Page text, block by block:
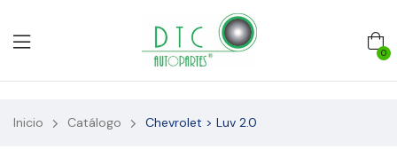
0
Inicio Catálogo Chevrolet > Luv 2.0